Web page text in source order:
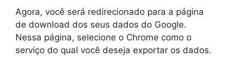
Agora, você será redirecionado para a página
de download dos seus dados do Google.
Nessa página, selecione o Chrome como o
serviço do qual você deseja exportar os dados.